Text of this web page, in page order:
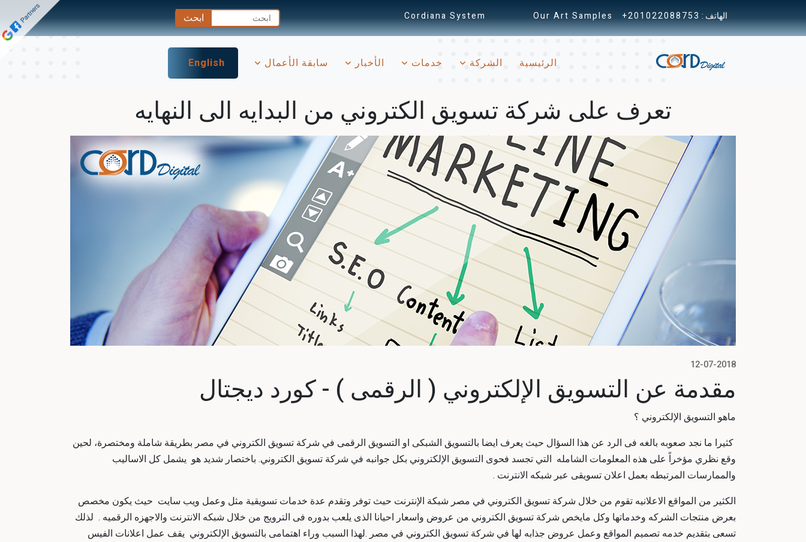
الهاتف : +201022088753
Our Art Samples
Cordiana System
الرئيسية الشركة خدمات الأخبار سابقة الأعمال English
تعرف على شركة تسويق الكتروني من البدايه الى النهايه
12-07-2018
مقدمة عن التسويق الإلكتروني ( الرقمى ) - كورد ديجتال
ماهو التسويق الإلكتروني ؟
كثيرا ما نجد صعوبه بالغه فى الرد عن هذا السؤال حيث يعرف ايضا بالتسويق الشبكى او التسويق الرقمى في شركة تسويق الكتروني في مصر بطريقة شاملة ومختصرة، لحين
وقع نظري مؤخراً على هذه المعلومات الشامله التي تجسد فحوى التسويق الإلكتروني بكل جوانبه في شركة تسويق الكتروني. باختصار شديد هو يشمل كل الاساليب
والممارسات المرتبطه بعمل اعلان تسويقى عبر شبكه الانترنت .
الكثير من المواقع الاعلانيه تقوم من خلال شركة تسويق الكتروني في مصر شبكة الإنترنت حيث توفر وتقدم عدة خدمات تسويقية مثل وعمل ويب سايت حيث يكون مخصص
بعرض منتجات الشركه وخدماتها وكل مايخص شركة تسويق الكتروني من عروض واسعار احيانا الذى يلعب بدوره فى الترويج من خلال شبكه الانترنت والاجهزه الرقميه . لذلك
تسعى بتقديم خدمه تصميم المواقع وعمل عروض جذابه لها في شركة تسويق الكتروني في مصر .لهذا السبب وراء اهتمامى بالتسويق الإلكتروني يقف عمل اعلانات الفيس